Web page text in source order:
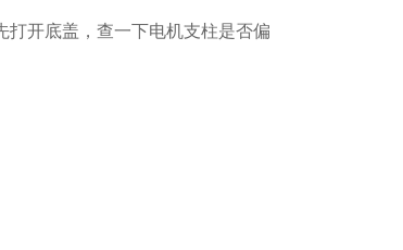
打开底盖，查一下电机支柱是否偏